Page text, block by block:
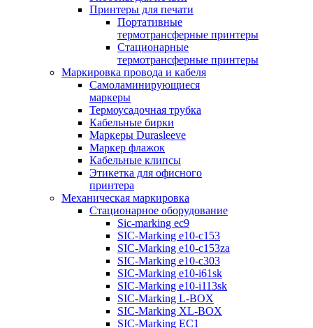
Принтеры для печати
Портативные
термотрансферные принтеры
Стационарные
термотрансферные принтеры
Маркировка провода и кабеля
Самоламинирующиеся
маркеры
Термоусадочная трубка
Кабельные бирки
Маркеры Durasleeve
Маркер флажок
Кабельные клипсы
Этикетка для офисного
принтера
Механическая маркировка
Стационарное оборудование
Sic-marking ec9
SIC-Marking e10-c153
SIC-Marking e10-c153za
SIC-Marking e10-c303
SIC-Marking e10-i61sk
SIC-Marking e10-i113sk
SIC-Marking L-BOX
SIC-Marking XL-BOX
SIC-Marking EC1